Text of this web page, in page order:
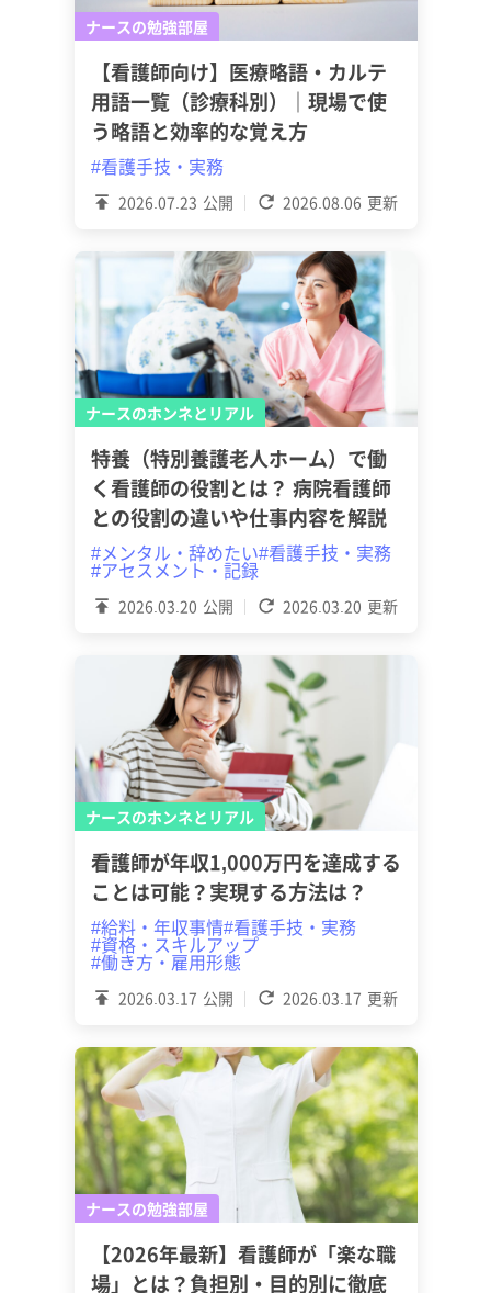
ナースの勉強部屋
2026.07.23 公開 2026.08.06 更新
【看護師向け】医療略語・カルテ
用語一覧（診療科別）｜現場で使
う略語と効率的な覚え方
#看護手技・実務
ナースのホンネとリアル
2026.03.20 公開 2026.03.20 更新
特養（特別養護老人ホーム）で働
く看護師の役割とは？ 病院看護師
との役割の違いや仕事内容を解説
#メンタル・辞めたい#看護手技・実務
#アセスメント・記録
ナースのホンネとリアル
2026.03.17 公開 2026.03.17 更新
看護師が年収1,000万円を達成する
ことは可能？実現する方法は？
#給料・年収事情#看護手技・実務
#資格・スキルアップ
#働き方・雇用形態
ナースの勉強部屋
【2026年最新】看護師が「楽な職
場」とは？負担別・目的別に徹底